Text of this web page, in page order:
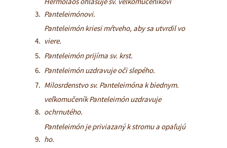
Panteleimónovi.
Panteleimón kriesi mŕtveho, aby sa utvrdil vo
viere.
Panteleimón prijíma sv. krst.
Panteleimón uzdravuje oči slepého.
Milosrdenstvo sv. Panteleimóna k biednym.
veľkomučeník Panteleimón uzdravuje
ochrnutého.
Panteleimón je priviazaný k stromu a opaľujú
ho.